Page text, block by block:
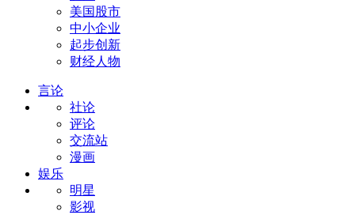
美国股市
中小企业
起步创新
财经人物
言论
社论
评论
交流站
漫画
娱乐
明星
影视